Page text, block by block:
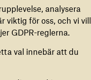
14 år. ”Man
säkert just nu?”
med släktingar
Familjer lever i
om hur
analysera
viktig för oss, och vi vill
GDPR-reglerna.
val innebär att du